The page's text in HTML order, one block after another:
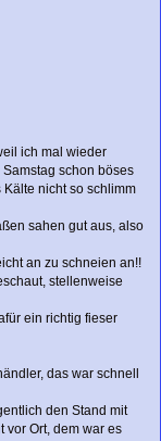
ich mal wieder
schon böses
nicht so schlimm
sahen gut aus, also
an zu schneien an!!
stellenweise
ein richtig fieser
das war schnell
den Stand mit
vor Ort, dem war es